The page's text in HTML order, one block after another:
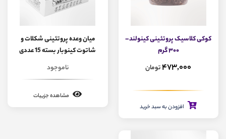
کوکی کلاسیک پروتئینی کینولند–
۳۰۰ گرم
473,000تومان
افزودن به سبد خرید
میان وعده پروتئینی شکلات و
شاتوت کینوبار بسته 15 عددی
ناموجود
مشاهده جزییات